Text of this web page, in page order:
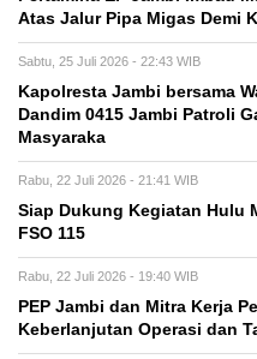
Atas Jalur Pipa Migas Demi
Sabtu, 25 Juli 2026 - 22:43 WIB
Kapolresta Jambi bersama
Dandim 0415 Jambi Patroli
Masyaraka
Rabu, 22 Juli 2026 - 21:41 WIB
Siap Dukung Kegiatan Hulu
FSO 115
Rabu, 22 Juli 2026 - 19:40 WIB
PEP Jambi dan Mitra Kerja
Keberlanjutan Operasi dan